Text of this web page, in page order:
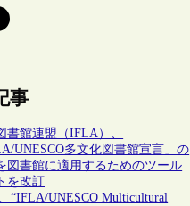
事
書館連盟（IFLA）、
UNESCO多文化図書館宣言」の
図書館に適用するためのツール
を改訂
“IFLA/UNESCO Multicultural